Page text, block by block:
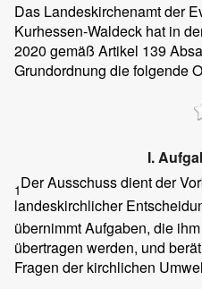
Das Landeskirchenamt der
Kurhessen-Waldeck hat in
2020 gemäß Artikel 139
Grundordnung die folgende
I.
1Der Ausschuss dient der
landeskirchlicher
übernimmt Aufgaben, die
übertragen werden, und
Fragen der kirchlichen